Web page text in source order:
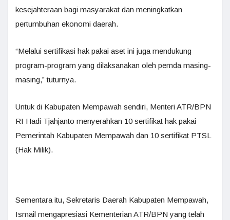
kesejahteraan bagi masyarakat dan meningkatkan
pertumbuhan ekonomi daerah.
“Melalui sertifikasi hak pakai aset ini juga mendukung
program-program yang dilaksanakan oleh pemda masing-
masing,” tuturnya.
Untuk di Kabupaten Mempawah sendiri, Menteri ATR/BPN
RI Hadi Tjahjanto menyerahkan 10 sertifikat hak pakai
Pemerintah Kabupaten Mempawah dan 10 sertifikat PTSL
(Hak Milik).
Sementara itu, Sekretaris Daerah Kabupaten Mempawah,
Ismail mengapresiasi Kementerian ATR/BPN yang telah